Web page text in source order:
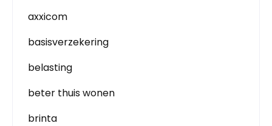
axxicom
basisverzekering
belasting
beter thuis wonen
brinta